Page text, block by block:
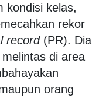
kondisi kelas,
rekor
record(PR). Dia
di area
orang